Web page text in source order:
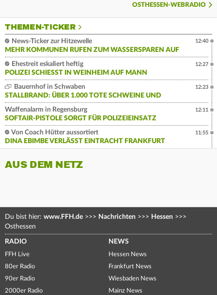
OSTHESSEN-WEBRADIO
THEMEN-TICKER
News-Ticker zur Hitzewelle
MEHR KOMMUNEN RUFEN ZUM WASSERSPAREN AUF
12:40
Ehestreit eskaliert heftig
POLIZEI SCHIESST IN WEINHEIM AUF MANN
12:27
Bauernhof in Schwaben
STALLBRAND: ÜBER 1.000 TOTE SCHWEINE UND
12:23
Waffenalarm in Regensburg
SOFTAIR-PISTOLE SORGT FÜR POLIZEIEINSATZ
12:11
Von Coach Hütter aussortiert
DINA EBIMBE VERLÄSST EINTRACHT FRANKFURT
11:55
AUS DEM NETZ
Du bist hier: www.FFH.de >>> Nachrichten >>> Hessen >>>
Osthessen
RADIO
FFH Live
80er Radio
90er Radio
2000er Radio
NEWS
Hessen News
Frankfurt News
Wiesbaden News
Mainz News